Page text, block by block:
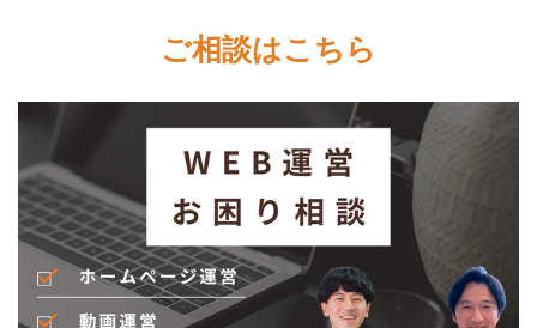
ご相談はこちら